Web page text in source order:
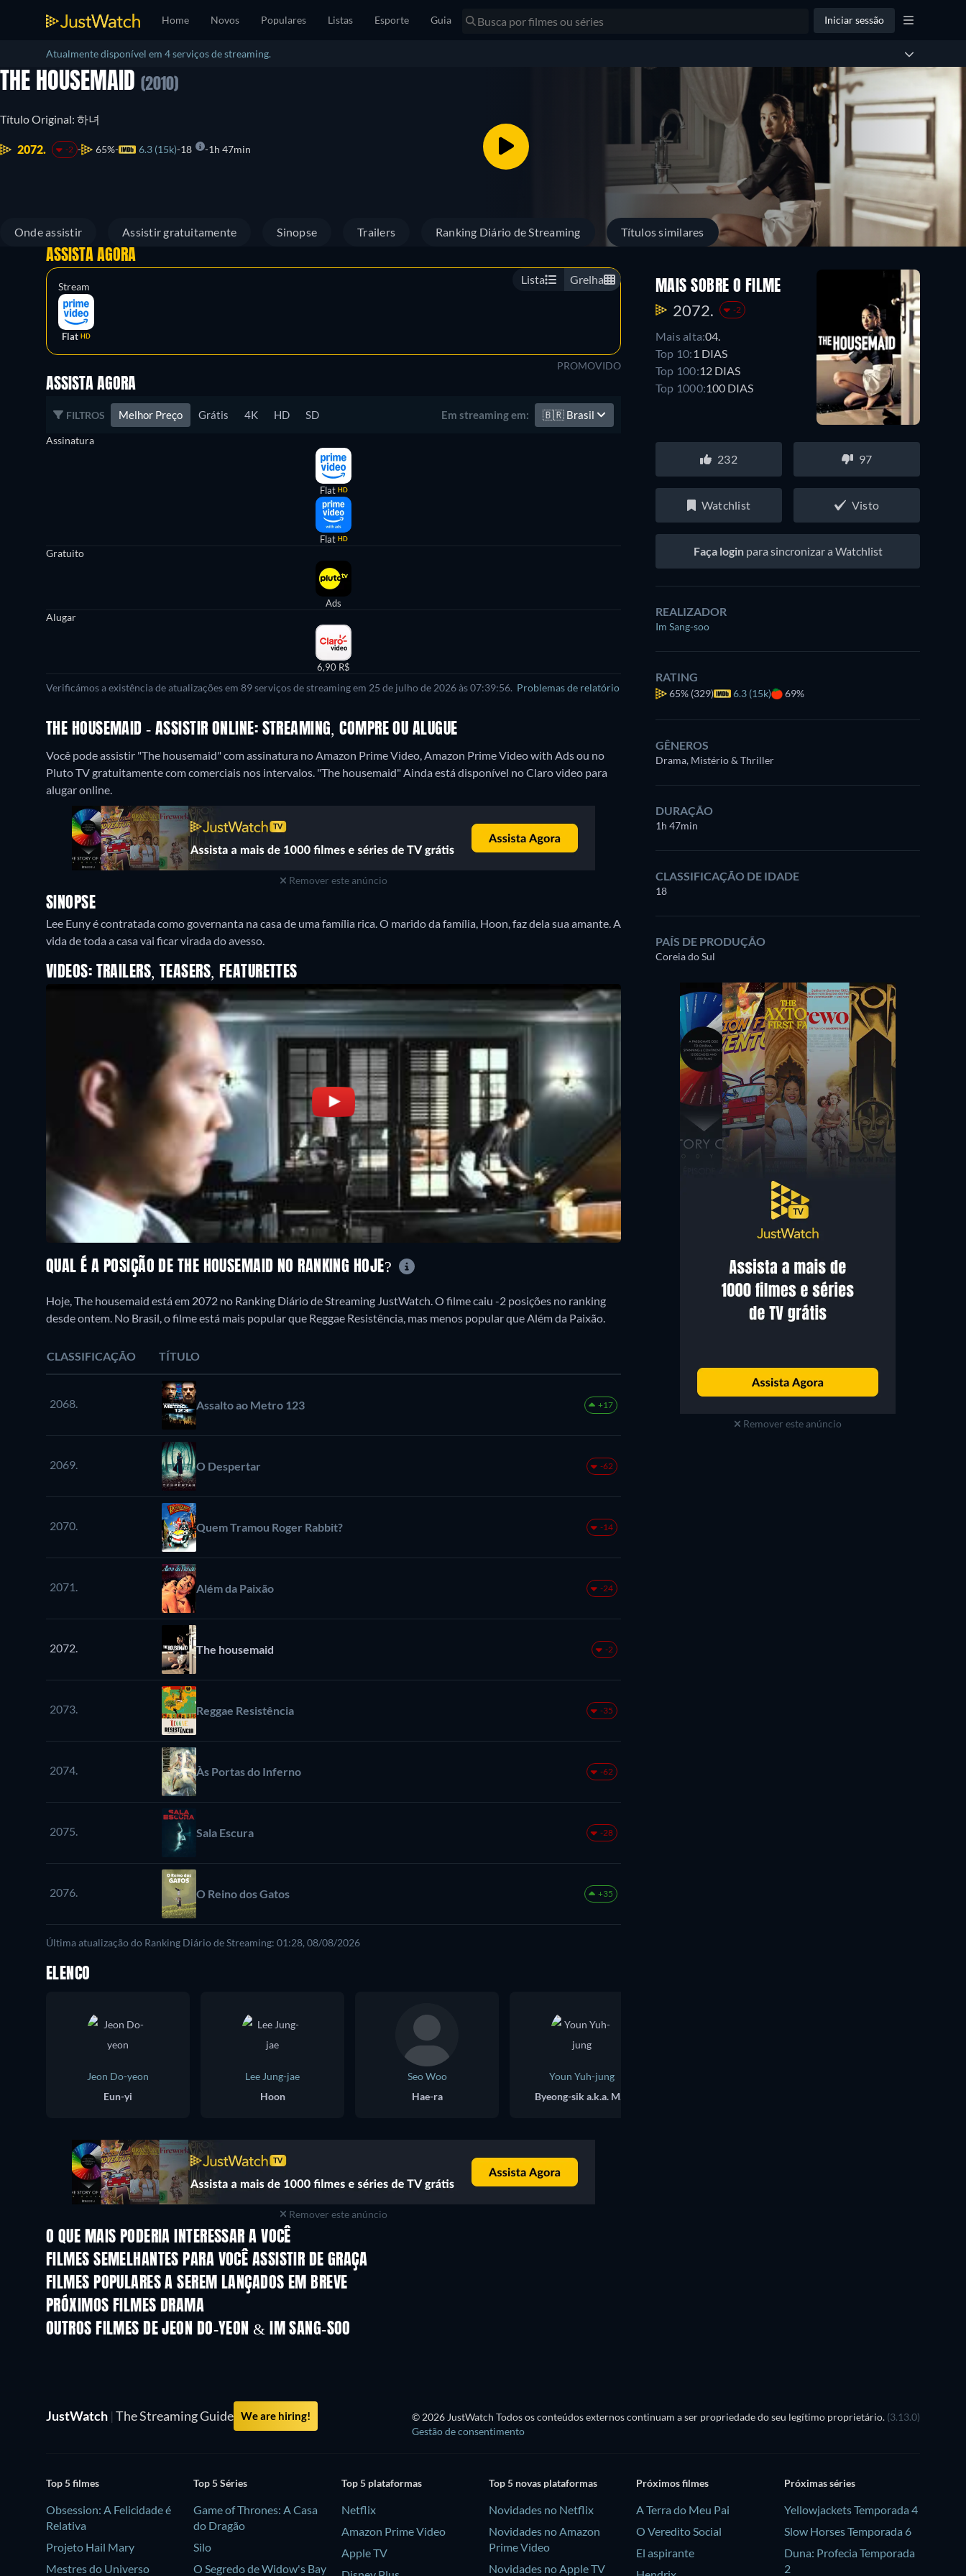
Home Novos Populares Listas Esporte Guia Iniciar sessão
Atualmente disponível em 4 serviços de streaming.
THE HOUSEMAID (2010)
Título Original: 하녀
2072. -2 65% 6.3 (15k) 18 1h 47min
Onde assistir Assistir gratuitamente Sinopse Trailers Ranking Diário de Streaming Títulos similares
Lista Grelha
ASSISTA AGORA
Stream
Flat HD
PROMOVIDO
ASSISTA AGORA
FILTROS Melhor Preço Grátis 4K HD SD Em streaming em: 🇧🇷 Brasil
Assinatura
Flat HD
Flat HD
Gratuito
Ads
Alugar
6,90 R$
Verificámos a existência de atualizações em 89 serviços de streaming em 25 de julho de 2026 às 07:39:56. Problemas de relatório
THE HOUSEMAID - ASSISTIR ONLINE: STREAMING, COMPRE OU ALUGUE
Você pode assistir "The housemaid" com assinatura no Amazon Prime Video, Amazon Prime Video with Ads ou no
Pluto TV gratuitamente com comerciais nos intervalos. "The housemaid" Ainda está disponível no Claro video para
alugar online.
Remover este anúncio
SINOPSE
Lee Euny é contratada como governanta na casa de uma família rica. O marido da família, Hoon, faz dela sua amante. A
vida de toda a casa vai ficar virada do avesso.
VIDEOS: TRAILERS, TEASERS, FEATURETTES
MAIS SOBRE O FILME
2072. -2
Mais alta:04.
Top 10: 1 DIAS
Top 100:12 DIAS
Top 1000:100 DIAS
232 97
Watchlist Visto
Faça loginpara sincronizar a Watchlist
REALIZADOR
Im Sang-soo
RATING
65% (329) 6.3 (15k) 69%
GÊNEROS
Drama, Mistério & Thriller
DURAÇÃO
1h 47min
CLASSIFICAÇÃO DE IDADE
18
PAÍS DE PRODUÇÃO
Coreia do Sul
Remover este anúncio
QUAL É A POSIÇÃO DE THE HOUSEMAID NO RANKING HOJE?
Hoje, The housemaid está em 2072 no Ranking Diário de Streaming JustWatch. O filme caiu -2 posições no ranking
desde ontem. No Brasil, o filme está mais popular que Reggae Resistência, mas menos popular que Além da Paixão.
CLASSIFICAÇÃO TÍTULO
2068. Assalto ao Metro 123 +17
2069. O Despertar -62
2070. Quem Tramou Roger Rabbit? -14
2071. Além da Paixão -24
2072. The housemaid -2
2073. Reggae Resistência -35
2074. Às Portas do Inferno -62
2075. Sala Escura -28
2076. O Reino dos Gatos +35
Última atualização do Ranking Diário de Streaming: 01:28, 08/08/2026
ELENCO
Jeon Do-yeon
Eun-yi
Lee Jung-jae
Hoon
Seo Woo
Hae-ra
Youn Yuh-jung
Byeong-sik a.k.a. Miss Cho
Remover este anúncio
O QUE MAIS PODERIA INTERESSAR A VOCÊ
FILMES SEMELHANTES PARA VOCÊ ASSISTIR DE GRAÇA
FILMES POPULARES A SEREM LANÇADOS EM BREVE
PRÓXIMOS FILMES DRAMA
OUTROS FILMES DE JEON DO-YEON & IM SANG-SOO
JustWatch | The Streaming Guide We are hiring! © 2026 JustWatch Todos os conteúdos externos continuam a ser propriedade do seu legítimo proprietário. (3.13.0)
Gestão de consentimento
Top 5 filmes
Obsession: A Felicidade é
Relativa
Projeto Hail Mary
Mestres do Universo
Top 5 Séries
Game of Thrones: A Casa
do Dragão
Silo
O Segredo de Widow's Bay
Top 5 plataformas
Netflix
Amazon Prime Video
Apple TV
Top 5 novas plataformas
Novidades no Netflix
Novidades no Amazon
Prime Video
Novidades no Apple TV
Próximos filmes
A Terra do Meu Pai
O Veredito Social
El aspirante
Próximas séries
Yellowjackets Temporada 4
Slow Horses Temporada 6
Duna: Profecia Temporada
2